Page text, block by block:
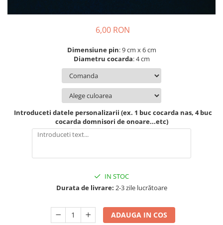
Craciun
Globuri personalizate
Pachete cadou Craciun
Decoratiuni Paste
Cadouri indragostiti
6,00 RON
Dimensiune pin: 9 cm x 6 cm
Diametru cocarda: 4 cm
Introduceti datele personalizarii (ex. 1 buc cocarda nas, 4 buc
cocarda domnisori de onoare...etc)
IN STOC
Durata de livrare: 2-3 zile lucrătoare
ADAUGA IN COS